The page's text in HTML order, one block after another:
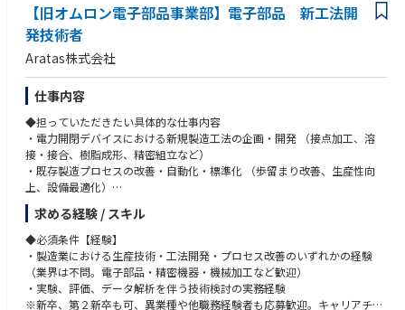
を提供​するモデルです。以下3つのロールに分かれており、複数施設をチ
ーム（ユニット）で担当することでフレキシブルに業務を分担し担当しま
す。
- Remote CRA：Site Managementの責任者(施設の主担当）、CTMとのメ
インコンタクト先
- On-site CRA：Remote CRAのリクエストに応じて施設訪問等、医療機関
で実施する業務を担当
- Assistant CRA：Remote CRAの管理下でSite Managementの各タスクを実
施
【旧オムロン電子部品事業部】電子部品 新工法開
発技術者
Aratas株式会社
仕事内容
◆担っていただきたい具体的な仕事内容
・電力開閉デバイスにおける新規製造工法の企画・開発 （接点加工、溶
接・接合、樹脂成形、精密組立など）
・既存製造プロセスの改善・自動化・標準化 （歩留まり改善、生産性向
上、設備最適化）
・新規工法の試作評価および量産導入支援
・国内外工場との連携によるグローバル生産技術展開
・工法開発に必要な実験計画立案、データ解析、品質評価
◆具体的な仕事内容に対しての期待する成果
・新規工法の確立による製品性能・信頼性の向上
・生産プロセスの改善による歩留まり向上・コスト低減
求める経験 / スキル
◆必須条件【経験】
・製造業における生産技術・工法開発・プロセス改善のいずれかの経験
（業界は不問。電子部品・精密機器・機械加工など歓迎）
・実験、評価、データ解析を伴う技術検討の実務経験
※新卒、第２新卒も可、異業種や他職務経験者も応募歓迎。キャリアチェ